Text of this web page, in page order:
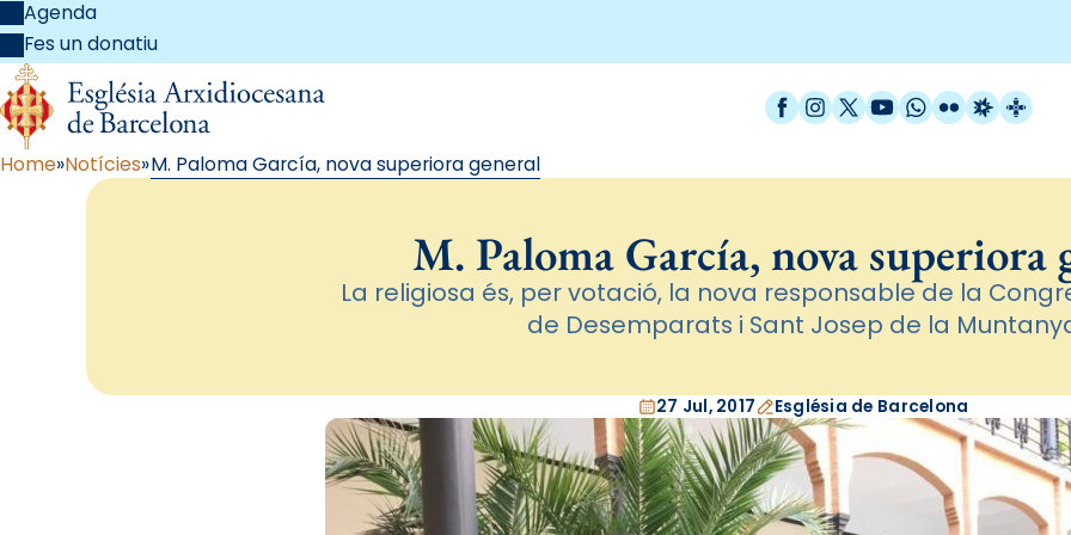
Agenda
Fes un donatiu
Facebook
Instagram
X / Twitter
YouTube
WhatsApp
FlickrRadio
Home Notícies M. Paloma García, nova superiora general
M. Paloma García, nova superiora
La religiosa és, per votació, la nova responsable de la
de Desemparats i Sant Josep de la
27 Jul, 2017 Església de Barcelona